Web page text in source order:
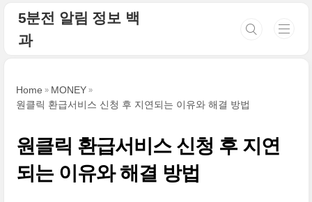
5분전 알림 정보 백
과
Home
MONEY
원클릭 환급서비스 신청 후 지연되는 이유와 해결 방법
원클릭 환급서비스 신청 후 지연
되는 이유와 해결 방법